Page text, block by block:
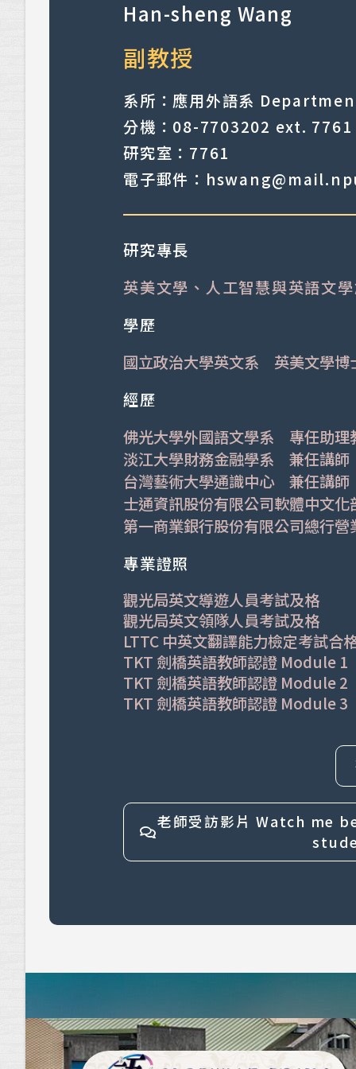
Han-sheng Wang
副教授
系所：應用外語系
分機：08-7703202 ext. 7761
研究室：7761
電子郵件：
研究專長
英美文學、人工智慧與英語文
學歷
國立政治大學英文系 英美文學博
經歷
佛光大學外國語文學系 專任助理
淡江大學財務金融學系 兼任講師
台灣藝術大學通識中心 兼任講師
士通資訊股份有限公司軟體中文
第一商業銀行股份有限公司總行
專業證照
觀光局英文導遊人員考試及格
觀光局英文領隊人員考試及格
LTTC 中英文翻譯能力檢定考試合
TKT 劍橋英語教師認證 Module 1
TKT 劍橋英語教師認證 Module 2
TKT 劍橋英語教師認證 Module 3
老師受訪影片 Watch